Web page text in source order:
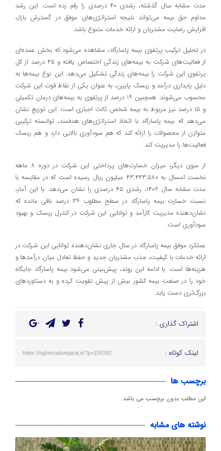
مدت مشابه سال گذشته، رشدی ۴۰ درصدی را رقم زده است. این رشد
مداوم حق بیمه می‌تواند نتیجه استراتژی‌های موفق در گسترش بازار،
افزایش رضایت مشتریان و ارائه خدمات متنوع باشد.
در تحلیل ترکیب پرتفوی بیمه پاسارگاد، مشاهده می‌شود که بخش عمده‌ای
از فعالیت‌های شرکت به بیمه‌های زندگی اختصاص یافته و ۴۵ درصد از کل
پرتفوی این شرکت را بیمه‌های زندگی تشکیل می‌دهد. این نوع بیمه‌ها به
دلیل پایداری درآمد و ریسک پایین، به عنوان یکی از نقاط قوت این شرکت
محسوب می‌شوند. همچنین ۱۹ درصد از پرتفوی به بیمه‌های درمان تکمیلی
و ۱۵ درصد نیز مربوط به بیمه شخص ثالث اجباری است. این توزیع نشان
می‌دهد که بیمه پاسارگاد با اتخاذ استراتژی‌های هدفمند، توانسته ترکیبی
متوازن از محصولات را ارائه کند که هم سودآوری بالایی دارد و هم ریسک
فعالیت‌ها را مدیریت کند.
از سوی دیگر، میزان خسارت‌های پرداختی این شرکت در دوره ۸ ماهه
نخست امسال به ۴۳,۴۴۳,۵۸۰ میلیون ریال رسیده است که در مقایسه با
مدت مشابه سال ۱۴۰۲، رشدی ۴۵ درصدی را نشان می‌دهد. با این آمار،
نسبت خسارت بیمه پاسارگاد در سطح مطلوب ۳۶ درصد باقی مانده که
نشان‌دهنده مدیریت کارآمد و توانایی این شرکت در کنترل ریسک و بهبود
سودآوری است.
عملکرد موفق بیمه پاسارگاد در سال جاری نشان‌دهنده توانایی این شرکت در
ارائه خدمات با کیفیت، جذب مشتریان جدید و حفظ تعادل میان درآمدها و
هزینه‌ها است. با ادامه این روند، پیش‌بینی می‌شود بیمه پاسارگاد جایگاه
خود را در صنعت بیمه کشور بیش از پیش تقویت کرده و به دستاوردهای
بزرگ‌تری دست یابد.
اشتراک گذاری :
لینک کوتاه : https://eghtesadotejarat.ir/?p=150392
برچسب ها
این مطلب بدون برچسب می باشد.
نوشته های مشابه